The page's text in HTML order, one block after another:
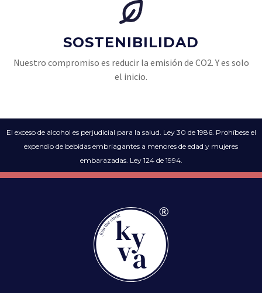
SOSTENIBILIDAD
Nuestro compromiso es reducir la emisión de CO2. Y es solo
el inicio.
El exceso de alcohol es perjudicial para la salud. Ley 30 de 1986. Prohíbese el
expendio de bebidas embriagantes a menores de edad y mujeres
embarazadas. Ley 124 de 1994.